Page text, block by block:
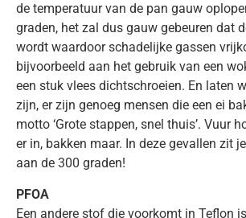
de temperatuur van de pan gauw
graden, het zal dus gauw gebeuren dat
wordt waardoor schadelijke gassen
bijvoorbeeld aan het gebruik van een
een stuk vlees dichtschroeien. En laten
zijn, er zijn genoeg mensen die een ei
motto ‘Grote stappen, snel thuis’. Vuur
er in, bakken maar. In deze gevallen zit
aan de 300 graden!
PFOA
Een andere stof die voorkomt in Teflon